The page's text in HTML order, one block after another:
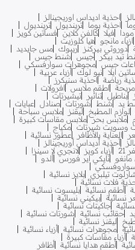
احذية اديداس اوريجينالز
احذية بوما ترينديول ترينديول
فيلا كالفن كلاين فساتين كويز
ازياء مانجو
هيا كلوزيت
دوروثي بيركنز ريبوك مس جايديد
تيد بيكر جيس
شنط جيس
جيس مجوهرات سوارفسكي
ايلا نيو لوك أزياء عربية
رياضة
احذية سنيكرز
اطقم ملابس
افرولات
بناطيل تنانير
تيشيرتات
يد شنط شورتات صنادل
عبايات
لوازم المطبخ ليقنز
ملابس سباحة
ملابس بحر ملابس مقاسات كبيرة
وسويت شيرتات مكياج
العناية بالأظافر
عطور نسائية
أحذية أديداس أوريجينالز
21 أزياء كويز
لانجري لا سينزا
مانغو نايكي اير فورس ألدو
سواروفسكي
تيلبري بلايز نسائية
فلات نسائية
أطقم نسائية بليسوت نسائية
نسائية بيكيني نسائية
جاكيتات نسائية
حقائب نسائية
شورتات نسائية
ليقنز نسائية
مجوهرات نسائية أزياء نسائية
أزياء مقاسات كبيرة
أطقم هدايا نسائية أظافر